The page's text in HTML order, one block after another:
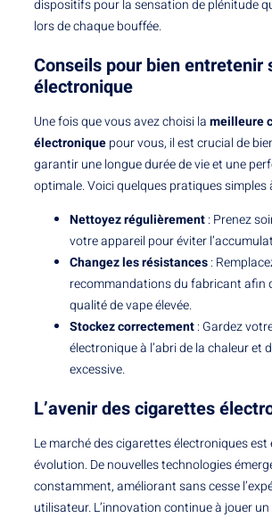
dispositifs pour la sensation de plénitude
lors de chaque bouffée.
Conseils pour bien entretenir
électronique
Une fois que vous avez choisi lameilleure
électroniquepour vous, il est crucial de
garantir une longue durée de vie et une
optimale. Voici quelques pratiques simples
Nettoyez régulièrement: Prenez
votre appareil pour éviter
Changez les résistances:
recommandations du fabricant afin
qualité de vape élevée.
Stockez correctement: Gardez
électronique à l’abri de la chaleur et
excessive.
L’avenir des cigarettes
Le marché des cigarettes électroniques
évolution. De nouvelles technologies
constamment, améliorant sans cesse
utilisateur. L’innovation continue à jouer